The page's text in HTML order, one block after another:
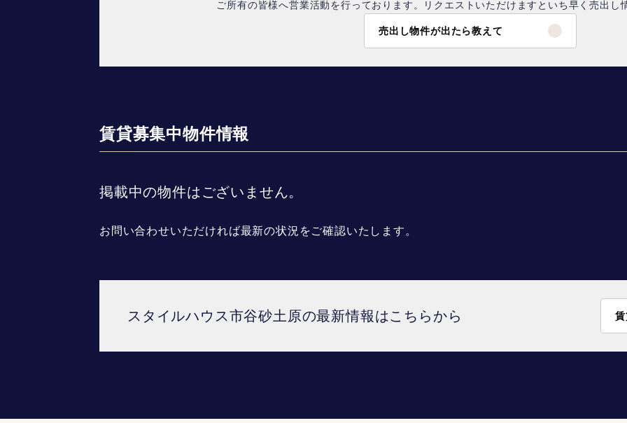
ご所有の皆様へ営業活動を行っております。リクエストいただけますといち早く売出し
売出し物件が出たら教えて
賃貸募集中物件情報
掲載中の物件はございません。
お問い合わせいただければ最新の状況をご確認いたします。
スタイルハウス市谷砂土原の最新情報はこちらから